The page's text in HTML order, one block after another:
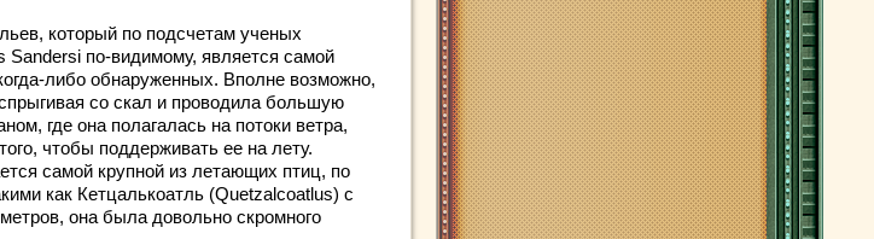
который по подсчетам ученых
по-видимому, является самой
либо обнаруженных. Вполне возможно,
со скал и проводила большую
где она полагалась на потоки ветра,
чтобы поддерживать ее на лету.
самой крупной из летающих птиц, по
как Кетцалькоатль (Quetzalcoatlus) с
она была довольно скромного